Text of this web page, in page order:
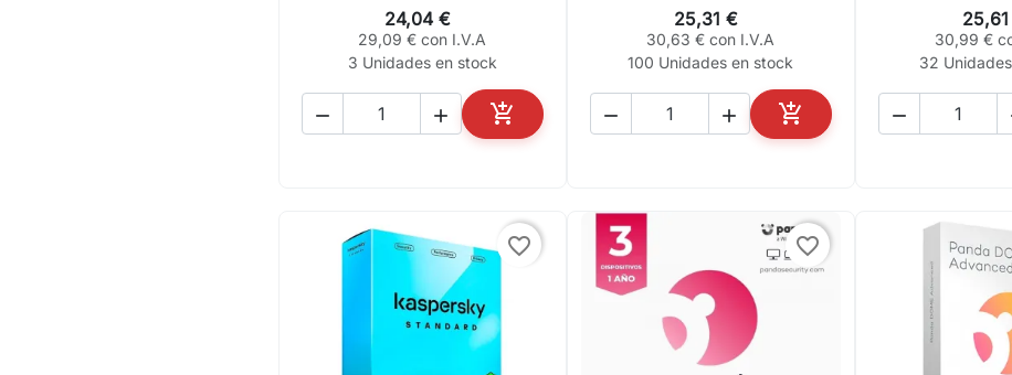
24,04 €
29,09 € con I.V.A
3 Unidades en stock
  
AÑADIR AL CARRITO
25,31 €
30,63 € con I.V.A
100 Unidades en stock
  
AÑADIR AL CARRITO
30,99 €
32

favorite_border favorite_border